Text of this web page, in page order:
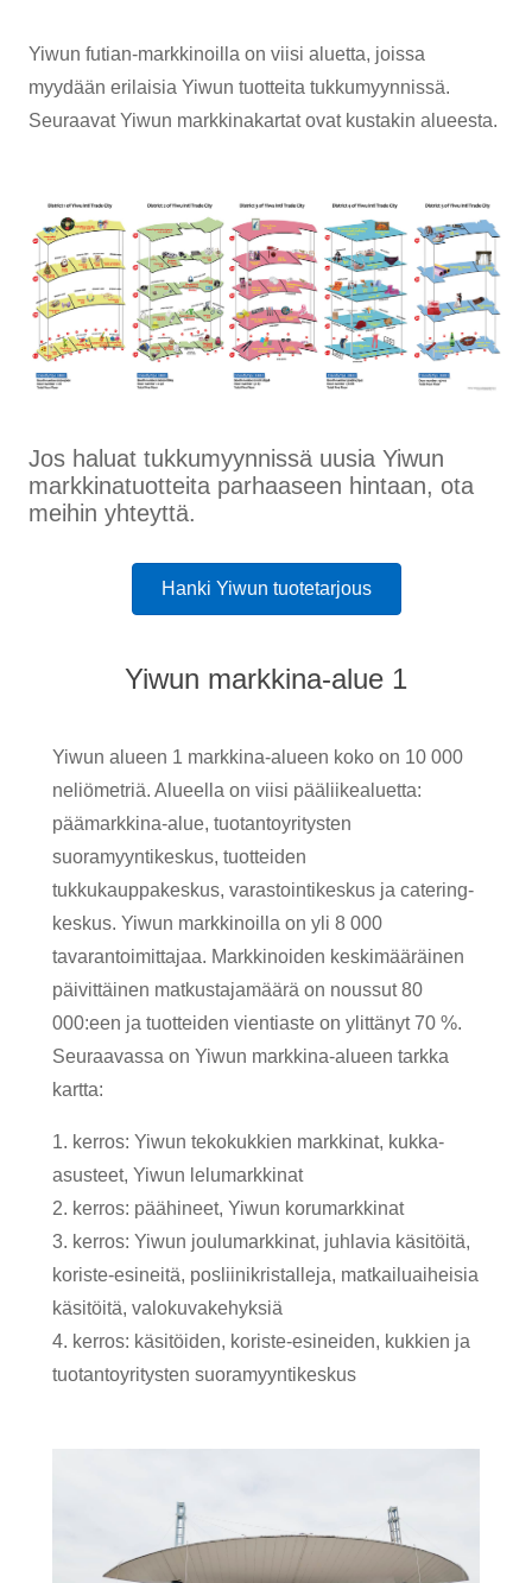
Yiwun futian-markkinoilla on viisi aluetta, joissa
myydään erilaisia ​​Yiwun tuotteita tukkumyynnissä.
Seuraavat Yiwun markkinakartat ovat kustakin alueesta.
Jos haluat tukkumyynnissä uusia Yiwun
markkinatuotteita parhaaseen hintaan, ota
meihin yhteyttä.
Hanki Yiwun tuotetarjous
Yiwun markkina-alue 1
Yiwun alueen 1 markkina-alueen koko on 10 000
neliömetriä. Alueella on viisi pääliikealuetta:
päämarkkina-alue, tuotantoyritysten
suoramyyntikeskus, tuotteiden
tukkukauppakeskus, varastointikeskus ja catering-
keskus. Yiwun markkinoilla on yli 8 000
tavarantoimittajaa. Markkinoiden keskimääräinen
päivittäinen matkustajamäärä on noussut 80
000:een ja tuotteiden vientiaste on ylittänyt 70 %.
Seuraavassa on Yiwun markkina-alueen tarkka
kartta:
1. kerros: Yiwun tekokukkien markkinat, kukka-
asusteet, Yiwun lelumarkkinat
2. kerros: päähineet, Yiwun korumarkkinat
3. kerros: Yiwun joulumarkkinat, juhlavia käsitöitä,
koriste-esineitä, posliinikristalleja, matkailuaiheisia
käsitöitä, valokuvakehyksiä
4. kerros: käsitöiden, koriste-esineiden, kukkien ja
tuotantoyritysten suoramyyntikeskus